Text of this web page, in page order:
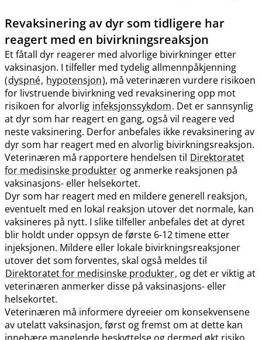
Revaksinering av dyr som tidligere har
reagert med en bivirkningsreaksjon
Et fåtall dyr reagerer med alvorlige bivirkninger etter
vaksinasjon. I tilfeller med tydelig allmennpåkjenning
(dyspné, hypotensjon), må veterinæren vurdere risikoen
for livstruende bivirkning ved revaksinering opp mot
risikoen for alvorlig infeksjonssykdom. Det er sannsynlig
at dyr som har reagert en gang, også vil reagere ved
neste vaksinering. Derfor anbefales ikke revaksinering av
dyr som har reagert med en alvorlig bivirkningsreaksjon.
Veterinæren må rapportere hendelsen til Direktoratet
for medisinske produkter og anmerke reaksjonen på
vaksinasjons- eller helsekortet.
Dyr som har reagert med en mildere generell reaksjon,
eventuelt med en lokal reaksjon utover det normale, kan
vaksineres på nytt. I slike tilfeller anbefales det at dyret
blir holdt under oppsyn de første 6-12 timene etter
injeksjonen. Mildere eller lokale bivirkningsreaksjoner
utover det som forventes, skal også meldes til
Direktoratet for medisinske produkter, og det er viktig at
veterinæren anmerker disse på vaksinasjons- eller
helsekortet.
Veterinæren må informere dyreeier om konsekvensene
av utelatt vaksinasjon, først og fremst om at dette kan